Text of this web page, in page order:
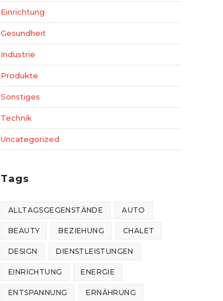
Einrichtung
Gesundheit
Industrie
Produkte
Sonstiges
Technik
Uncategorized
Tags
ALLTAGSGEGENSTÄNDE AUTO
BEAUTY BEZIEHUNG CHALET
DESIGN DIENSTLEISTUNGEN
EINRICHTUNG ENERGIE
ENTSPANNUNG ERNÄHRUNG